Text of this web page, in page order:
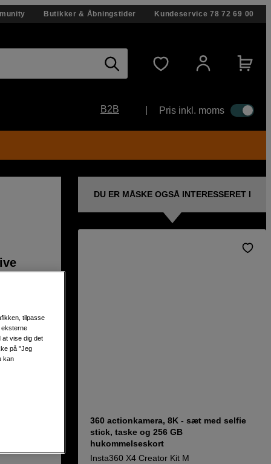
Butikker & Åbningstider Kundeservice 78 72 69 00
B2B Pris inkl. moms
DU ER MÅSKE OGSÅ INTERESSERET I
360 actionkamera, 8K - sæt med selfie
stick, taske og 256 GB
hukommelseskort
Insta360 X4 Creator Kit M
tilpasse
eksterne
at vise dig det
på "Jeg
kan